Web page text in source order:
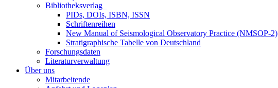
Bibliotheksverlag
PIDs, DOIs, ISBN, ISSN
Schriftenreihen
New Manual of Seismological Observatory Practice (NMSOP-2)
Stratigraphische Tabelle von Deutschland
Forschungsdaten
Literaturverwaltung
Über uns
Mitarbeitende